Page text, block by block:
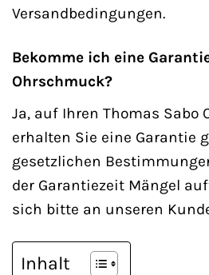
Versandbedingungen.
Bekomme ich eine
Ohrschmuck?
Ja, auf Ihren Thomas Sabo
erhalten Sie eine Garantie
gesetzlichen
der Garantiezeit Mängel
sich bitte an unseren
Inhalt